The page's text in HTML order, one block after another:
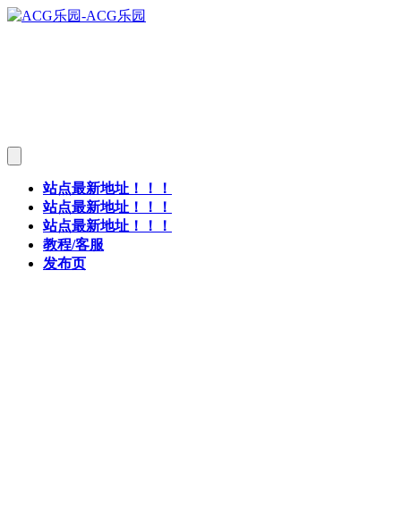
站点最新地址！！！
站点最新地址！！！
站点最新地址！！！
教程/客服
发布页